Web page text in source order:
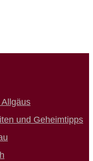
und Geheimtipps